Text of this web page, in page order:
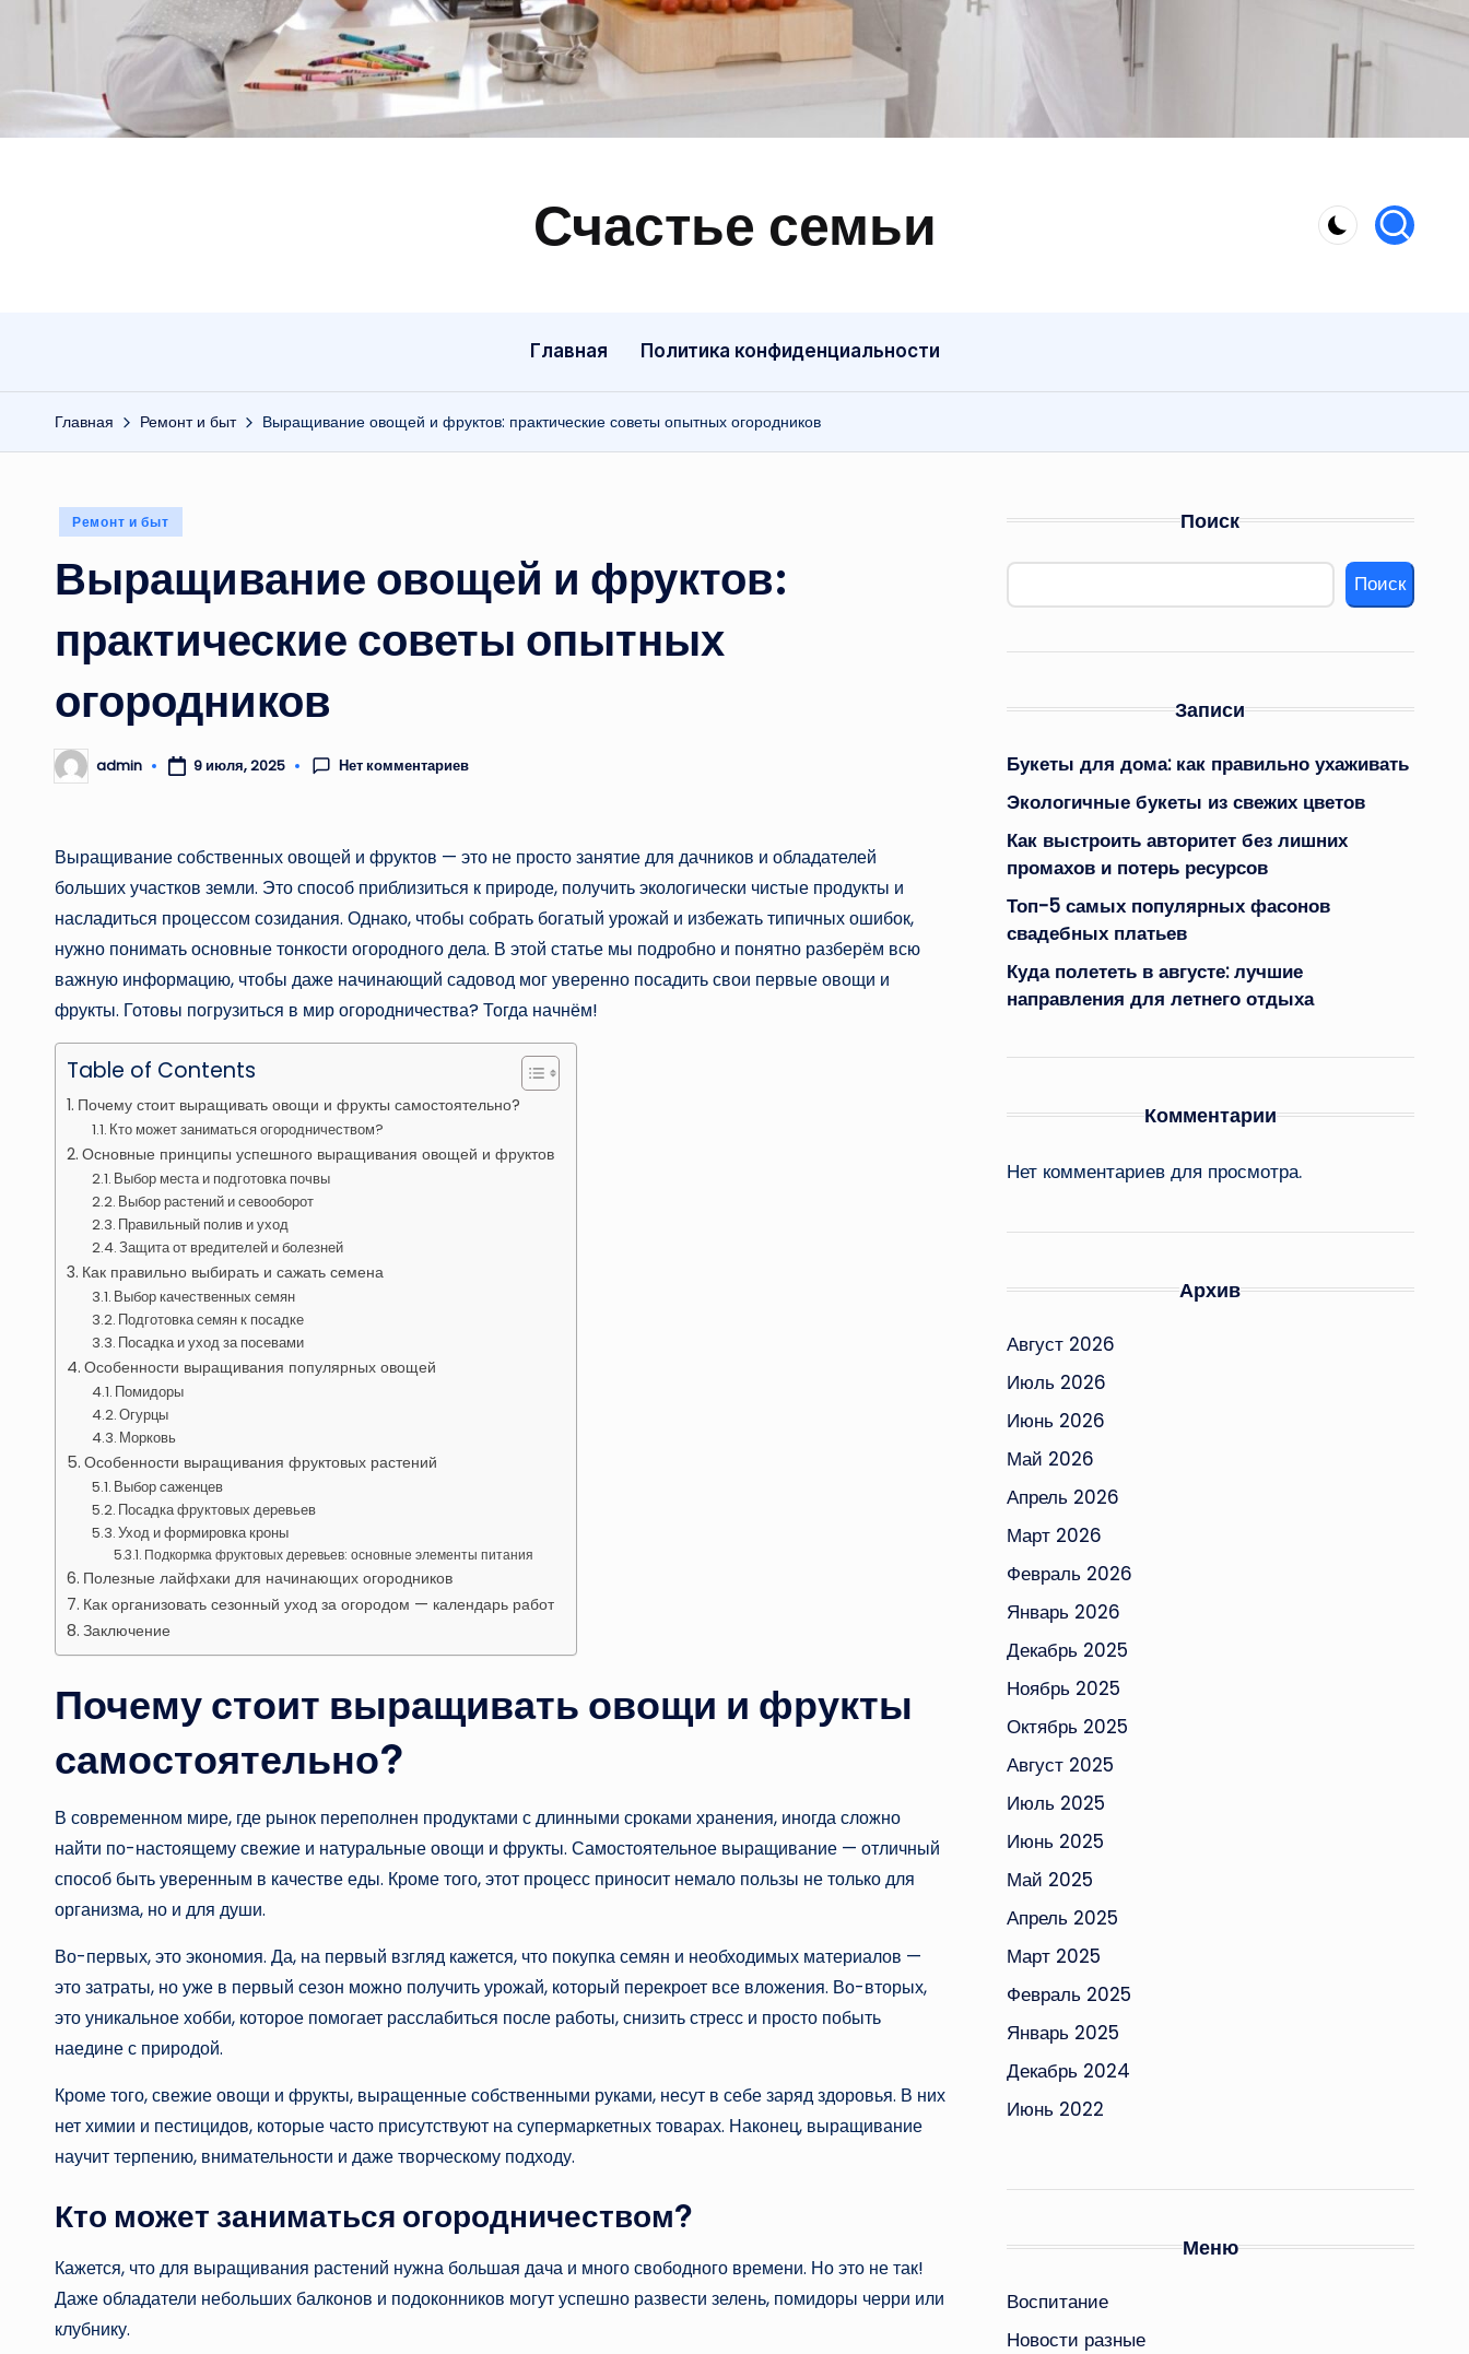
Счастье семьи
Быт,
Главная Политика конфиденциальности
Главная Ремонт и быт Выращивание овощей и фруктов: практические советы опытных огородников
Опубликовано
Ремонт и быт
Выращивание овощей и фруктов:
практические советы опытных
огородников
Запись
от
admin 9 июля, 2025 Нет комментариев
Выращивание собственных овощей и фруктов — это не просто занятие для дачников и обладателей
больших участков земли. Это способ приблизиться к природе, получить экологически чистые продукты и
насладиться процессом созидания. Однако, чтобы собрать богатый урожай и избежать типичных ошибок,
нужно понимать основные тонкости огородного дела. В этой статье мы подробно и понятно разберём всю
важную информацию, чтобы даже начинающий садовод мог уверенно посадить свои первые овощи и
фрукты. Готовы погрузиться в мир огородничества? Тогда начнём!
Table of Contents
Почему стоит выращивать овощи и фрукты самостоятельно?
Кто может заниматься огородничеством?
Основные принципы успешного выращивания овощей и фруктов
Выбор места и подготовка почвы
Выбор растений и севооборот
Правильный полив и уход
Защита от вредителей и болезней
Как правильно выбирать и сажать семена
Выбор качественных семян
Подготовка семян к посадке
Посадка и уход за посевами
Особенности выращивания популярных овощей
Помидоры
Огурцы
Морковь
Особенности выращивания фруктовых растений
Выбор саженцев
Посадка фруктовых деревьев
Уход и формировка кроны
Подкормка фруктовых деревьев: основные элементы питания
Полезные лайфхаки для начинающих огородников
Как организовать сезонный уход за огородом — календарь работ
Заключение
Почему стоит выращивать овощи и фрукты
самостоятельно?
В современном мире, где рынок переполнен продуктами с длинными сроками хранения, иногда сложно
найти по-настоящему свежие и натуральные овощи и фрукты. Самостоятельное выращивание — отличный
способ быть уверенным в качестве еды. Кроме того, этот процесс приносит немало пользы не только для
организма, но и для души.
Во-первых, это экономия. Да, на первый взгляд кажется, что покупка семян и необходимых материалов —
это затраты, но уже в первый сезон можно получить урожай, который перекроет все вложения. Во-вторых,
это уникальное хобби, которое помогает расслабиться после работы, снизить стресс и просто побыть
наедине с природой.
Кроме того, свежие овощи и фрукты, выращенные собственными руками, несут в себе заряд здоровья. В них
нет химии и пестицидов, которые часто присутствуют на супермаркетных товарах. Наконец, выращивание
научит терпению, внимательности и даже творческому подходу.
Кто может заниматься огородничеством?
Кажется, что для выращивания растений нужна большая дача и много свободного времени. Но это не так!
Даже обладатели небольших балконов и подоконников могут успешно развести зелень, помидоры черри или
клубнику.
Поиск
Поиск
Записи
Букеты для дома: как правильно ухаживать
Экологичные букеты из свежих цветов
Как выстроить авторитет без лишних
промахов и потерь ресурсов
Топ-5 самых популярных фасонов
свадебных платьев
Куда полететь в августе: лучшие
направления для летнего отдыха
Комментарии
Нет комментариев для просмотра.
Архив
Август 2026
Июль 2026
Июнь 2026
Май 2026
Апрель 2026
Март 2026
Февраль 2026
Январь 2026
Декабрь 2025
Ноябрь 2025
Октябрь 2025
Август 2025
Июль 2025
Июнь 2025
Май 2025
Апрель 2025
Март 2025
Февраль 2025
Январь 2025
Декабрь 2024
Июнь 2022
Меню
Воспитание
Новости разные